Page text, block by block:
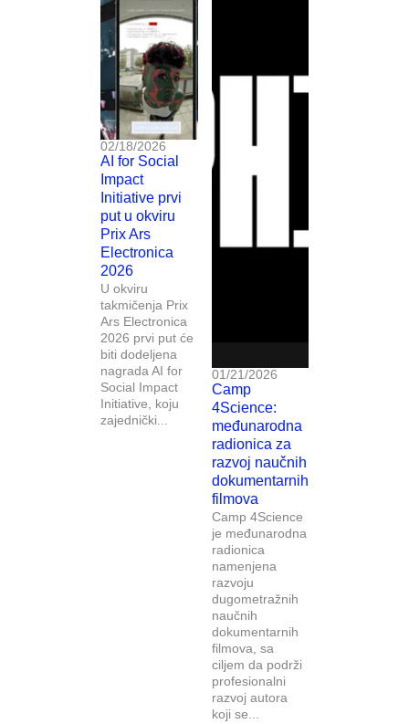
02/18/2026
AI for Social
Impact
Initiative prvi
put u okviru
Prix Ars
Electronica
2026
U okviru
takmičenja Prix
Ars Electronica
2026 prvi put će
biti dodeljena
nagrada AI for
Social Impact
Initiative, koju
zajednički...
01/21/2026
Camp
4Science:
međunarodna
radionica za
razvoj naučnih
dokumentarnih
filmova
Camp 4Science
je međunarodna
radionica
namenjena
razvoju
dugometražnih
naučnih
dokumentarnih
filmova, sa
ciljem da podrži
profesionalni
razvoj autora
koji se...